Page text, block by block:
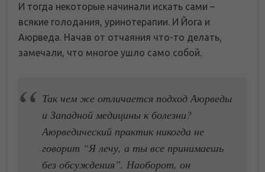
И тогда некоторые начинали искать сами –
всякие голодания, уринотерапии. И Йога и
Аюрведа. Начав от отчаяния что-то делать,
замечали, что многое ушло само собой.
Так чем же отличается подход Аюрведы
и Западной медицины к болезни?
Аюрведический практик никогда не
говорит “Я лечу, а ты все принимаешь
без обсуждения”. Наоборот, он